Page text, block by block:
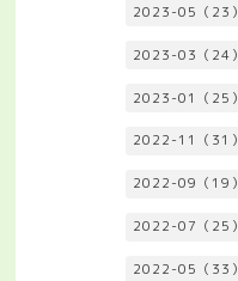
2023-05（23）
2023-03（24）
2023-01（25）
2022-11（31）
2022-09（19）
2022-07（25）
2022-05（33）